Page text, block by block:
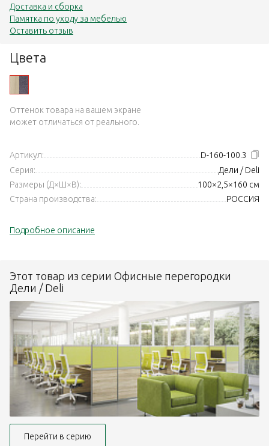
Цвета
Оттенок товара на вашем экране
может отличаться от реального.
Артикул:
D-160-100.3
Серия:
Дели / Deli
Размеры (Д×Ш×В):
100×2,5×160 см
Страна производства:
РОССИЯ
Подробное описание
Доставка и сборка
Памятка по уходу за мебелью
Оставить отзыв
Этот товар из серии Офисные перегородки
Дели / Deli
Перейти в серию